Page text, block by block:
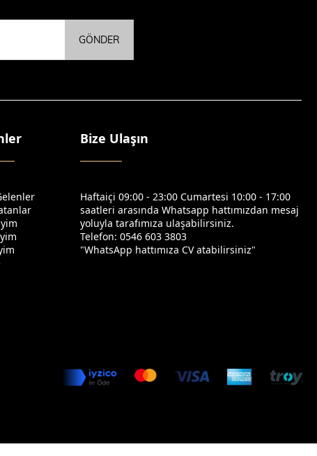
GÖNDER
Bize Ulaşın
Haftaiçi 09:00 - 23:00 Cumartesi 10:00 - 17:00
saatleri arasında Whatsapp hattımızdan mesaj
yoluyla tarafımıza ulaşabilirsiniz.
Telefon: 0546 603 3803
"WhatsApp hattımıza CV atabilirsiniz"